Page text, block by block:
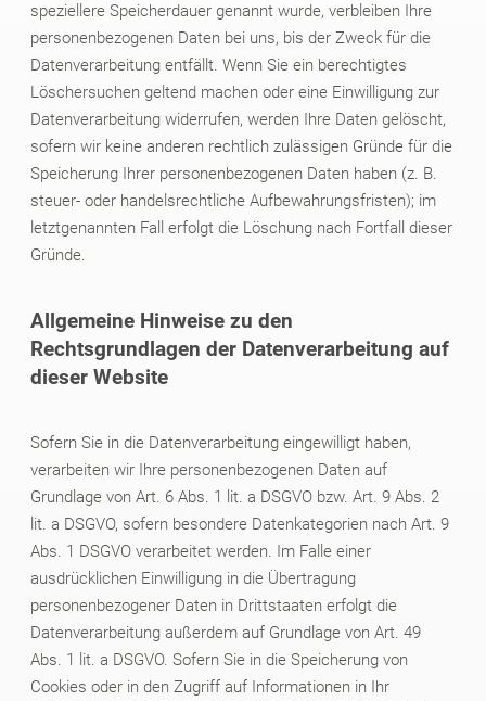
speziellere Speicherdauer genannt wurde, verbleiben Ihre
personenbezogenen Daten bei uns, bis der Zweck für die
Datenverarbeitung entfällt. Wenn Sie ein berechtigtes
Löschersuchen geltend machen oder eine Einwilligung zur
Datenverarbeitung widerrufen, werden Ihre Daten gelöscht,
sofern wir keine anderen rechtlich zulässigen Gründe für die
Speicherung Ihrer personenbezogenen Daten haben (z. B.
steuer- oder handelsrechtliche Aufbewahrungsfristen); im
letztgenannten Fall erfolgt die Löschung nach Fortfall dieser
Gründe.
Allgemeine Hinweise zu den
Rechtsgrundlagen der Datenverarbeitung auf
dieser Website
Sofern Sie in die Datenverarbeitung eingewilligt haben,
verarbeiten wir Ihre personenbezogenen Daten auf
Grundlage von Art. 6 Abs. 1 lit. a DSGVO bzw. Art. 9 Abs. 2
lit. a DSGVO, sofern besondere Datenkategorien nach Art. 9
Abs. 1 DSGVO verarbeitet werden. Im Falle einer
ausdrücklichen Einwilligung in die Übertragung
personenbezogener Daten in Drittstaaten erfolgt die
Datenverarbeitung außerdem auf Grundlage von Art. 49
Abs. 1 lit. a DSGVO. Sofern Sie in die Speicherung von
Cookies oder in den Zugriff auf Informationen in Ihr